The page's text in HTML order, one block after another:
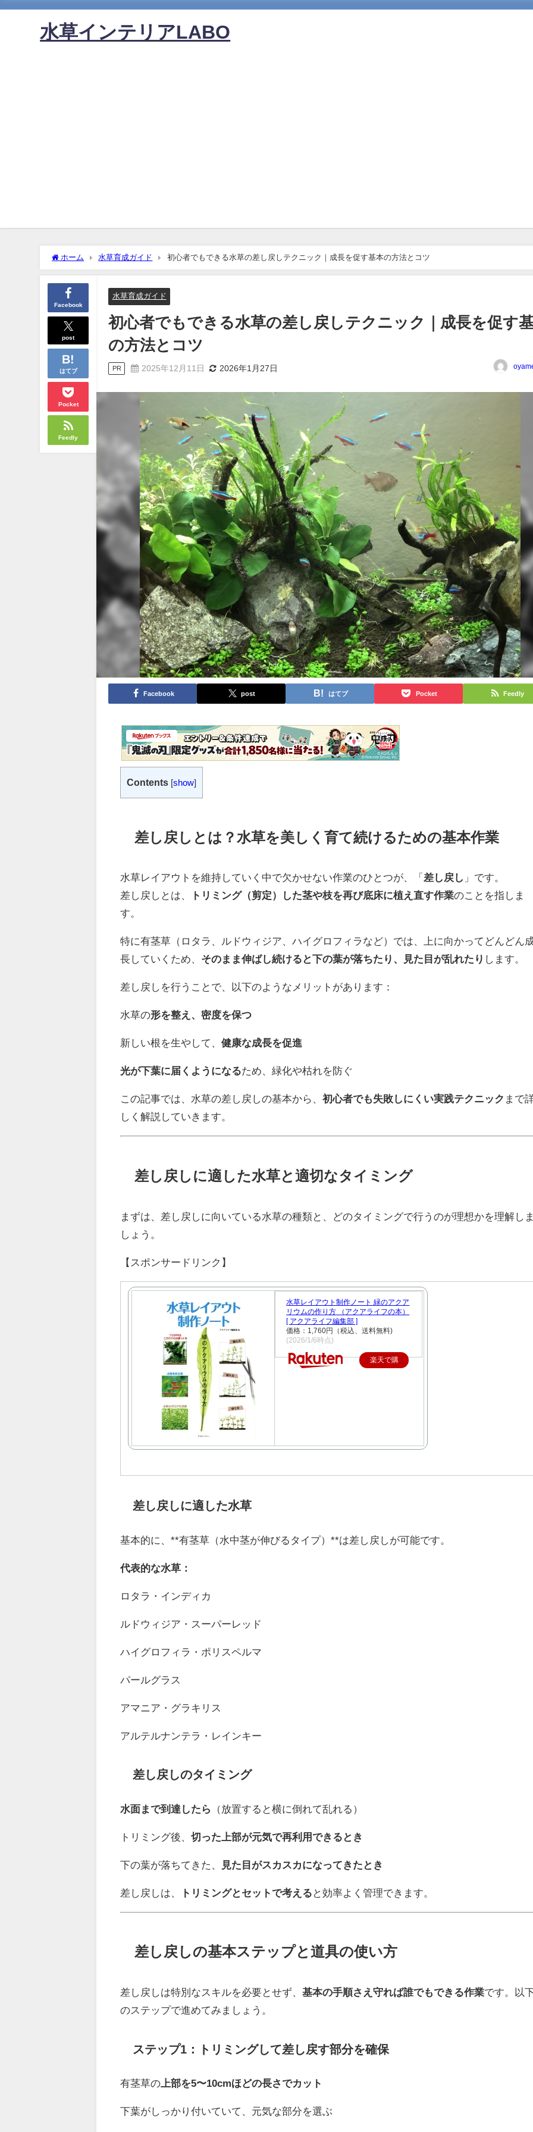
水草インテリアLABO
ホーム 水草育成ガイド 初心者でもできる水草の差し戻しテクニック｜成長を促す基本の方法とコツ
Facebook
post
はてブ
Pocket
Feedly
水草育成ガイド
初心者でもできる水草の差し戻しテクニック｜成長を促す
の方法とコツ
PR 2025年12月11日 2026年1月27日
Facebook post はてブ Pocket Feedly
Contents [show
差し戻しとは？水草を美しく育て続けるための基本作業
水草レイアウトを維持していく中で欠かせない作業のひとつが、「 差し戻し 」です。
差し戻しとは、
トリミング（剪定）した茎や枝を再び底床に植え直す作業のことを指しま
す。
特に有茎草（ロタラ、ルドウィジア、ハイグロフィラなど）では、上に向かってどんどん
長していくため、 そのまま伸ばし続けると下の葉が落ちたり、見た目が乱れたり します。
差し戻しを行うことで、以下のようなメリットがあります：
水草の形を整え、密度を保つ
新しい根を生やして、健康な成長を促進
光が下葉に届くようになるため、緑化や枯れを防ぐ
この記事では、水草の差し戻しの基本から、初心者でも失敗しにくい実践テクニック まで
しく解説していきます。
差し戻しに適した水草と適切なタイミング
まずは、差し戻しに向いている水草の種類と、どのタイミングで行うのが理想かを理解し
しょう。
【スポンサードリンク】
水草レイアウト制作ノート 緑のアクア
リウムの作り方 （アクアライフの本）
[ アクアライフ編集部 ]
価格：1,760円（税込、送料無料)
(2026/1/6時点)
楽天で購
差し戻しに適した水草
基本的に、**有茎草（水中茎が伸びるタイプ）**は差し戻しが可能です。
代表的な水草：
ロタラ・インディカ
ルドウィジア・スーパーレッド
ハイグロフィラ・ポリスペルマ
パールグラス
アマニア・グラキリス
アルテルナンテラ・レインキー
差し戻しのタイミング
水面まで到達したら （放置すると横に倒れて乱れる）
トリミング後、切った上部が元気で再利用できるとき
下の葉が落ちてきた、 見た目がスカスカになってきたとき
差し戻しは、 トリミングとセットで考える と効率よく管理できます。
差し戻しの基本ステップと道具の使い方
差し戻しは特別なスキルを必要とせず、基本の手順さえ守れば誰でもできる作業です。以
のステップで進めてみましょう。
ステップ1：トリミングして差し戻す部分を確保
有茎草の 上部を5〜10cmほどの長さでカット
下葉がしっかり付いていて、元気な部分を選ぶ